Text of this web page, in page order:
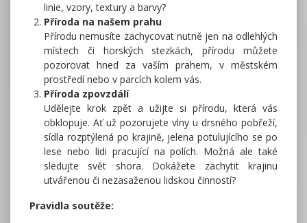
linie, vzory, textury a barvy?
Příroda na našem prahu
Přírodu nemusíte zachycovat nutně jen na odlehlých
místech či horských stezkách, přírodu můžete
pozorovat hned za vaším prahem, v městském
prostředí nebo v parcích kolem vás.
Příroda zpovzdálí
Udělejte krok zpět a užijte si přírodu, která vás
obklopuje. Ať už pozorujete vlny u drsného pobřeží,
sídla rozptýlená po krajině, jelena potulujícího se po
lese nebo lidi pracující na polích. Možná ale také
sledujte svět shora. Dokážete zachytit krajinu
utvářenou či nezasaženou lidskou činností?
Pravidla soutěže: